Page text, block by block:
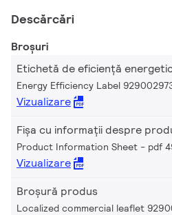
Descărcări
Broșuri
Etichetă de eficiență
Energy Efficiency Label
Vizualizare
Fișa cu informații despre
Product Information Sheet pdf
Vizualizare
Broșură produs
Localized commercial leaflet